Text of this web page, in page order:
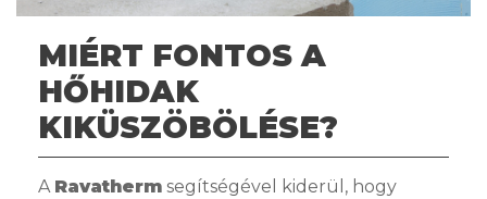
MIÉRT FONTOS A
HŐHIDAK
KIKÜSZÖBÖLÉSE?
A Ravatherm segítségével kiderül, hogy